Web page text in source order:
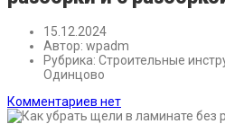
15.12.2024
Автор: wpadm
Рубрика: Строительные
Одинцово
Комментариев нет